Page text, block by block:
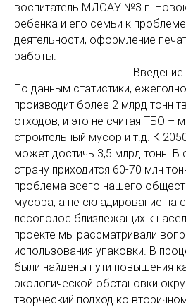
воспитатель МДОАУ №3 г.
ребенка и его семьи к
деятельности, оформление
работы.
Введение
По данным статистики,
производит более 2 млрд тонн
отходов, и это не считая ТБО –
строительный мусор и т.д. К
может достичь 3,5 млрд тонн. В
страну приходится 60-70 млн
проблема всего нашего
мусора, а не складирование на
лесополос близлежащих к
проекте мы рассматривали
использования упаковки. В
были найдены пути повышения
экологической обстановки
творческий подход ко